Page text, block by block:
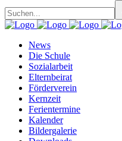
News
Die Schule
Sozialarbeit
Elternbeirat
Förderverein
Kernzeit
Ferientermine
Kalender
Bildergalerie